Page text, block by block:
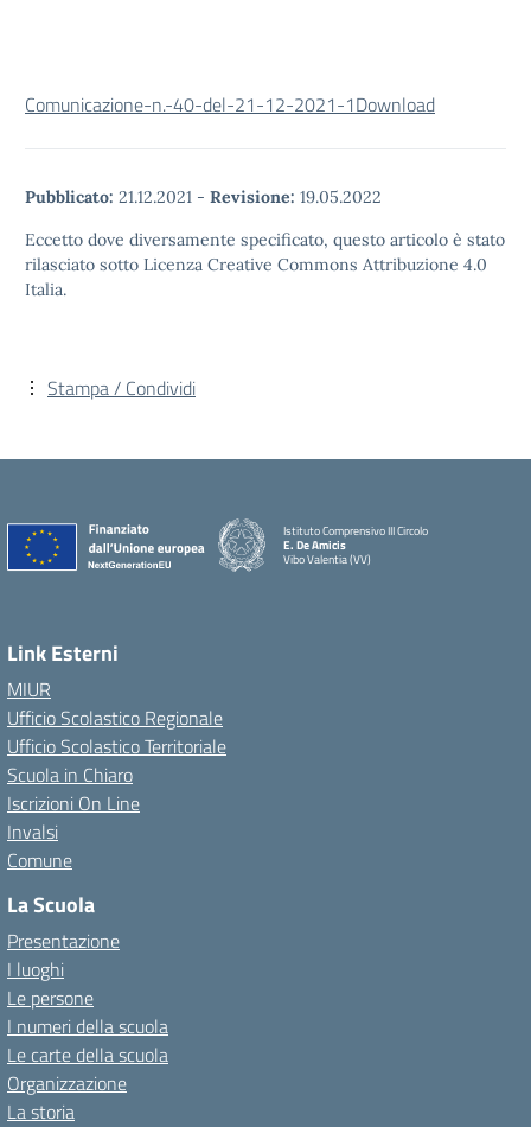
Comunicazione-n.-40-del-21-12-2021-1Download
Pubblicato: 21.12.2021 - Revisione: 19.05.2022
Eccetto dove diversamente specificato, questo articolo è stato
rilasciato sotto Licenza Creative Commons Attribuzione 4.0
Italia.
Stampa / Condividi
Istituto Comprensivo III Circolo
E. De Amicis
Vibo Valentia (VV)
Link Esterni
MIUR
Ufficio Scolastico Regionale
Ufficio Scolastico Territoriale
Scuola in Chiaro
Iscrizioni On Line
Invalsi
Comune
La Scuola
Presentazione
I luoghi
Le persone
I numeri della scuola
Le carte della scuola
Organizzazione
La storia